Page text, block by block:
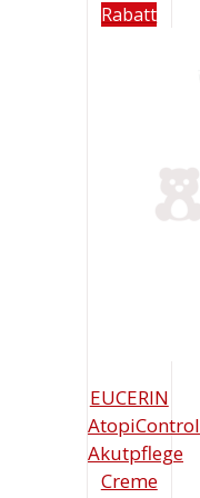
Rabatt
EUCERIN
AtopiControl
Akutpflege
Creme